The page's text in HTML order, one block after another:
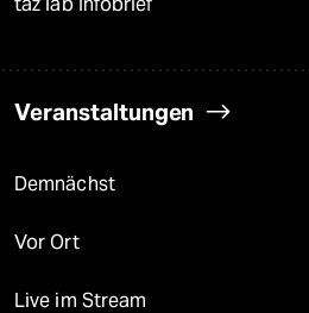
Veranstaltungen
Demnächst
Vor Ort
Live im Stream